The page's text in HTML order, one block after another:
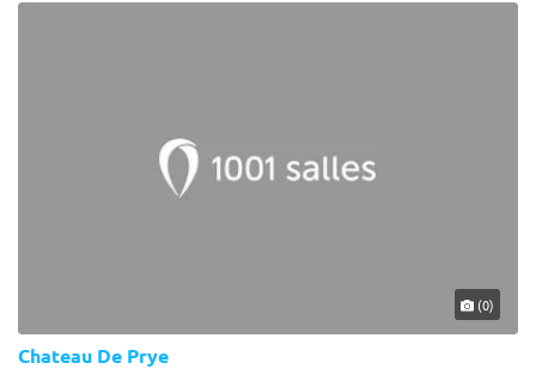
(0)
Chateau De Prye